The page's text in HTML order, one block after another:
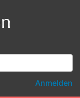
Anmelden